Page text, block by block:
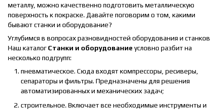
металлу, можно качественно подготовить металлическую
поверхность к покраске. Давайте поговорим о том, какими
бывают станки и оборудование?
Углубимся в вопросах разновидностей оборудования и станков
Наш каталогСтанки и оборудование условно разбит на
несколько подгрупп:
пневматическое. Сюда входят компрессоры, ресиверы,
сепараторы и фильтры. Предназначены для решения
автоматизированных и механических задач;
строительное. Включает все необходимые инструменты и